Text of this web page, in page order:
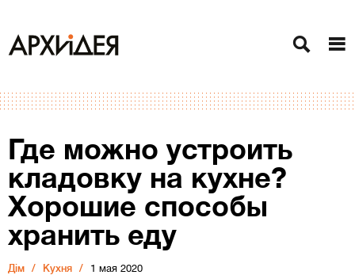
Где можно устроить
кладовку на кухне?
Хорошие способы
хранить еду
Дiм Кухня 1 мая 2020